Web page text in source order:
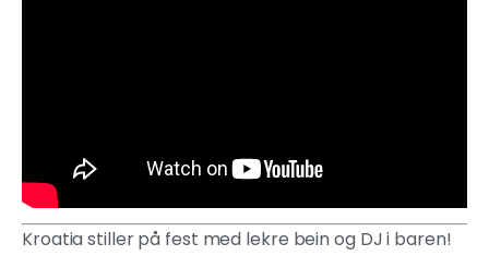
Kroatia stiller på fest med lekre bein og DJ i baren!